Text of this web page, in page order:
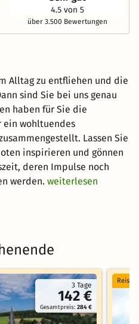
über 3.500 Bewertungen
Alltag zu entfliehen und die
sind Sie bei uns genau
haben für Sie die
ein wohltuendes
Lassen Sie
inspirieren und gönnen
deren Impulse noch
werden. weiterlesen
3 Tage
142 €
Gesamtpreis:284 €
Reise